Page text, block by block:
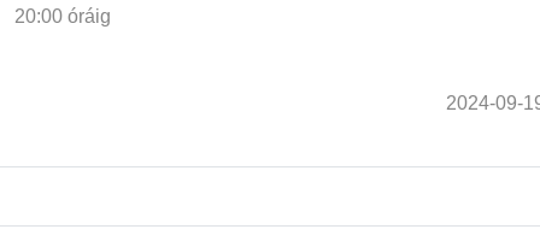
20:00 óráig
2024-09-